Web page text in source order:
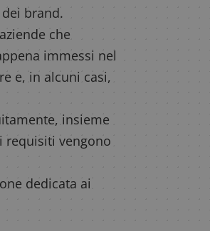
brand.
che
immessi nel
e, in alcuni casi,
insieme
requisiti vengono
dedicata ai